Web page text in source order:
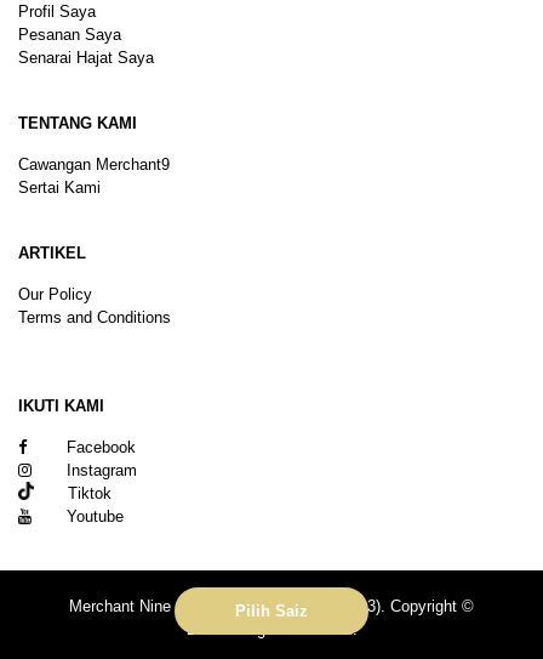
Pilih Saiz
Profil Saya
Pesanan Saya
Senarai Hajat Saya
TENTANG KAMI
Cawangan Merchant9
Sertai Kami
ARTIKEL
Our Policy
Terms and Conditions
IKUTI KAMI
Facebook
Instagram
Tiktok
Youtube
Merchant Nine Sdn Bhd (No. 201601039113). Copyright ©
2026.All rights reserved.